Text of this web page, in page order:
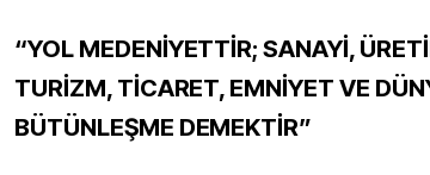
“YOL MEDENİYETTİR; SANAYİ,
TURİZM, TİCARET, EMNİYET VE
BÜTÜNLEŞME DEMEKTİR”